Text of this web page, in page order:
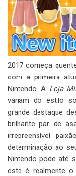
2017 começa
com a primeira
Nintendo. A Loja
variam do estilo
grande destaque
brilhante par de
irrepreensível
determinação ao
Nintendo pode até
este é realmente